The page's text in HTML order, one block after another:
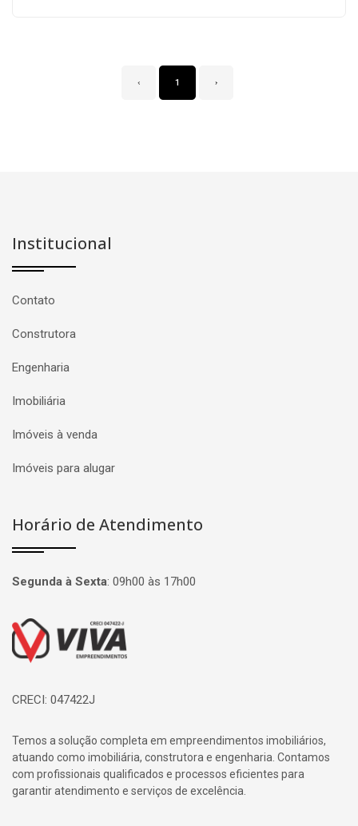
‹ 1 ›
Institucional
Contato
Construtora
Engenharia
Imobiliária
Imóveis à venda
Imóveis para alugar
Horário de Atendimento
Segunda à Sexta: 09h00 às 17h00
Página inicial
CRECI: 047422J
Temos a solução completa em empreendimentos imobiliários,
atuando como imobiliária, construtora e engenharia. Contamos
com profissionais qualificados e processos eficientes para
garantir atendimento e serviços de excelência.